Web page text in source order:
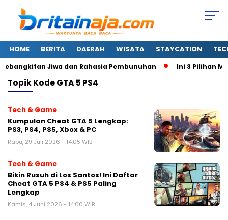
HOME BERITA DAERAH WISATA STAYCATION
Jiwa dan Rahasia Pembunuhan Ini 3 Pilihan
TopikKode GTA 5 PS4
Tech & Game
Kumpulan Cheat GTA 5 Lengkap:
PS3, PS4, PS5, Xbox & PC
Rabu, 29 Juli 2026 - 14:05 WIB
Tech & Game
Bikin Rusuh di Los Santos! Ini Daftar
Cheat GTA 5 PS4 & PS5 Paling
Lengkap
Kamis, 4 Juni 2026 - 14:00 WIB